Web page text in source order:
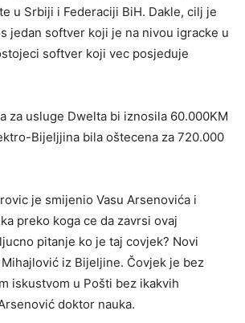
u Srbiji i Federaciji BiH. Dakle, cilj je
jedan softver koji je na nivou igracke u
softver koji vec posjeduje
za usluge Dwelta bi iznosila 60.000KM
Bijeljjina bila oštecena za 720.000
je smijenio Vasu Arsenovića i
preko koga ce da zavrsi ovaj
pitanje ko je taj covjek? Novi
iz Bijeljine. Čovjek je bez
iskustvom u Pošti bez ikakvih
doktor nauka.